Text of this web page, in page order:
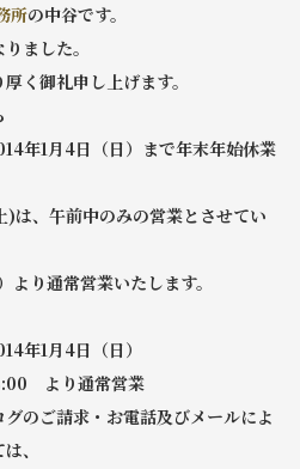
所の中谷です。
ました。
く御礼申し上げます。
年1月4日（日）まで年末年始休業
は、午前中のみの営業とさせてい
り通常営業いたします。
年1月4日（日）
より通常営業
のご請求・お電話及びメールによ
、